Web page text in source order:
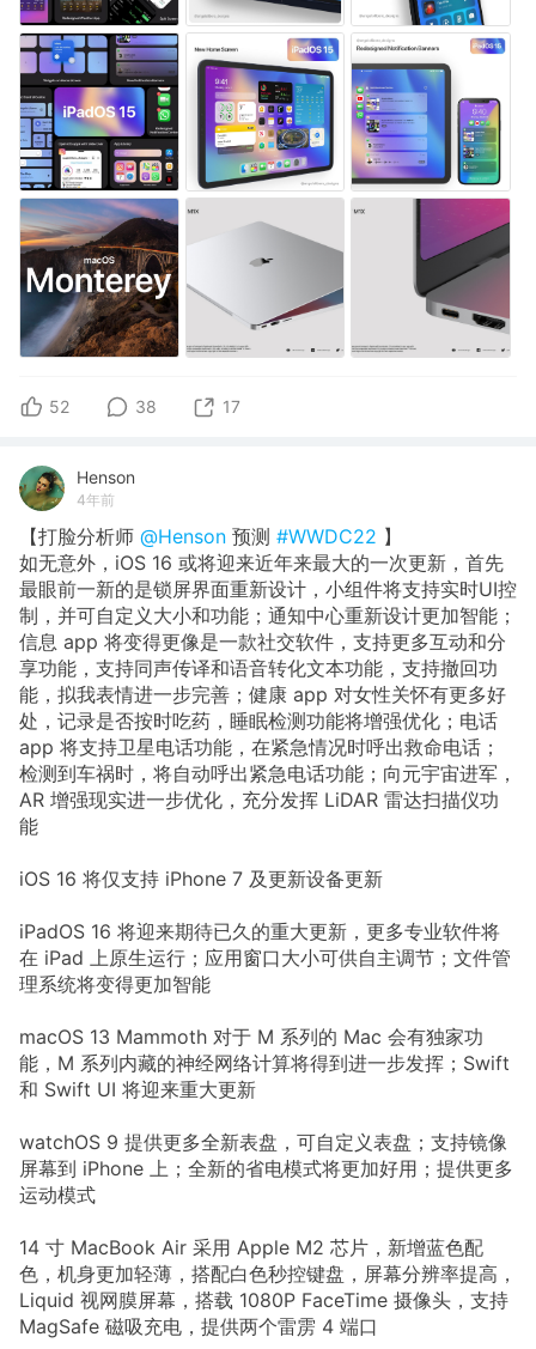
52 38 17
Henson
4年前
【打脸分析师 @Henson 预测 #WWDC22 】
如无意外，iOS 16 或将迎来近年来最大的一次更新，首先
最眼前一新的是锁屏界面重新设计，小组件将支持实时UI控
制，并可自定义大小和功能；通知中心重新设计更加智能；
信息 app 将变得更像是一款社交软件，支持更多互动和分
享功能，支持同声传译和语音转化文本功能，支持撤回功
能，拟我表情进一步完善；健康 app 对女性关怀有更多好
处，记录是否按时吃药，睡眠检测功能将增强优化；电话
app 将支持卫星电话功能，在紧急情况时呼出救命电话；
检测到车祸时，将自动呼出紧急电话功能；向元宇宙进军，
AR 增强现实进一步优化，充分发挥 LiDAR 雷达扫描仪功
能
iOS 16 将仅支持 iPhone 7 及更新设备更新
iPadOS 16 将迎来期待已久的重大更新，更多专业软件将
在 iPad 上原生运行；应用窗口大小可供自主调节；文件管
理系统将变得更加智能
macOS 13 Mammoth 对于 M 系列的 Mac 会有独家功
能，M 系列内藏的神经网络计算将得到进一步发挥；Swift
和 Swift UI 将迎来重大更新
watchOS 9 提供更多全新表盘，可自定义表盘；支持镜像
屏幕到 iPhone 上；全新的省电模式将更加好用；提供更多
运动模式
14 寸 MacBook Air 采用 Apple M2 芯片，新增蓝色配
色，机身更加轻薄，搭配白色秒控键盘，屏幕分辨率提高，
Liquid 视网膜屏幕，搭载 1080P FaceTime 摄像头，支持
MagSafe 磁吸充电，提供两个雷雳 4 端口